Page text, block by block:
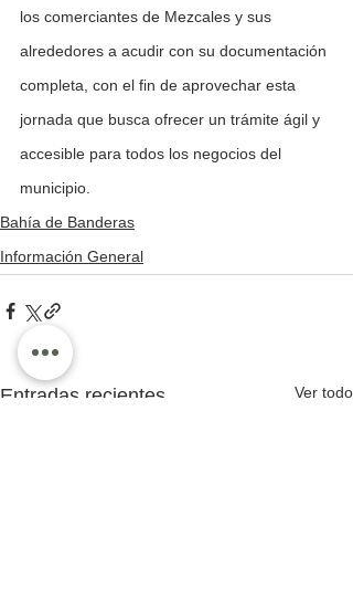
los comerciantes de Mezcales y sus
alrededores a acudir con su documentación
completa, con el fin de aprovechar esta
jornada que busca ofrecer un trámite ágil y
accesible para todos los negocios del
municipio.
Bahía de Banderas
Información General
Entradas recientes Ver todo